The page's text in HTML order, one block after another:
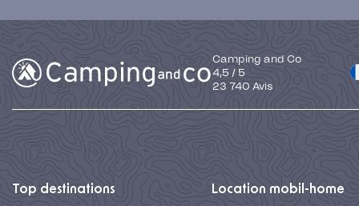
Camping and Co
4,5 / 5
23 740 Avis
Top destinations Location mobil-home